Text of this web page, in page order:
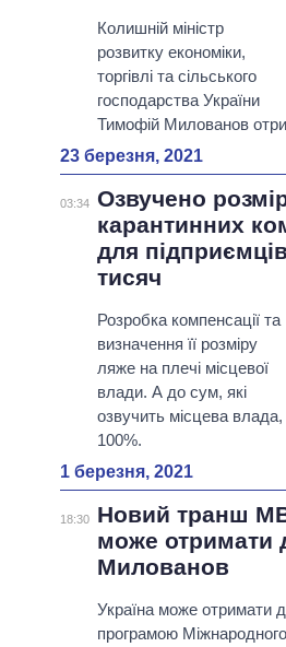
Колишній міністр
розвитку економіки,
торгівлі та сільського
господарства України
Тимофій Милованов
23 березня, 2021
03:34 Озвучено
карантинних
для
тисяч
Розробка компенсації та
визначення її розміру
ляже на плечі місцевої
влади. А до сум, які
озвучить місцева
100%.
1 березня, 2021
18:30
Новий транш
може отримати
Милованов
Україна може отримати
програмою